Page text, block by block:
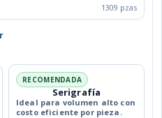
1309 pzas
RECOMENDADA
Serigrafía
Ideal para volumen alto con
costo eficiente por pieza.